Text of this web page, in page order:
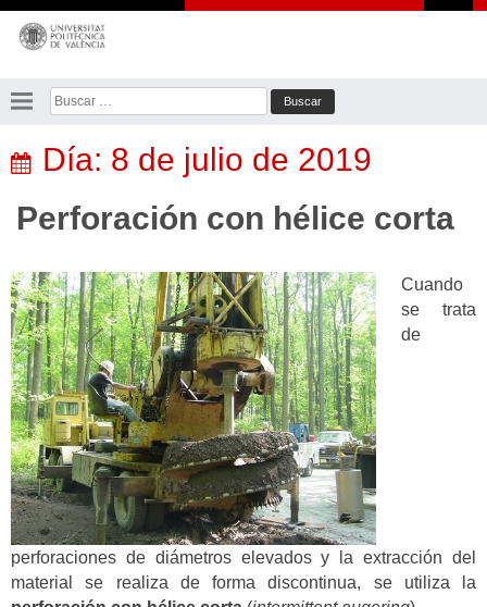
Saltar
contenido
Buscar:
Día: 8 de julio de 2019
Perforación con hélice corta
Cuando
se trata
de
perforaciones de diámetros elevados y la extracción del
material se realiza de forma discontinua, se utiliza la